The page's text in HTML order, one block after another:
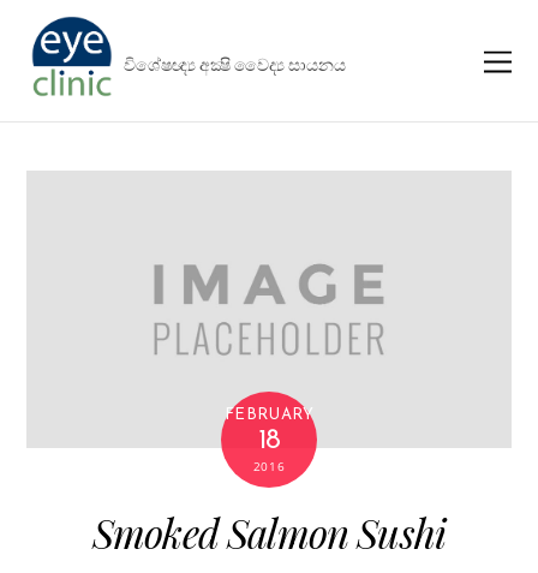
විශේෂඥ්‍ය අක්‍ෂි වෛද්‍ය සායනය
FEBRUARY
18
2016
Smoked Salmon Sushi